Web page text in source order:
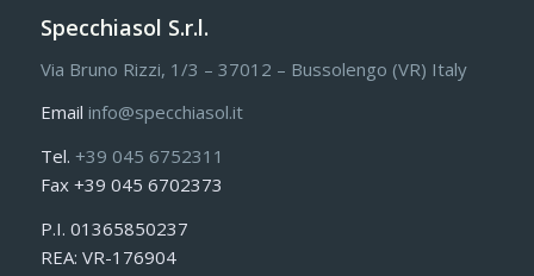
Specchiasol S.r.l.
Via Bruno Rizzi, 1/3 – 37012 – Bussolengo (VR) Italy
Email info@specchiasol.it
Tel. +39 045 6752311
Fax +39 045 6702373
P.I. 01365850237
REA: VR-176904